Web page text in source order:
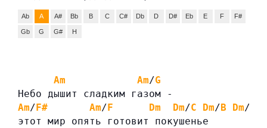
Ab A A# Bb B C C# Db D D# Eb E F F#
Gb G G# H
Am Am/G
Небо дышит сладким газом -
Am/F# Am/F Dm Dm/C Dm/B Dm/
этот мир опять готовит покушенье